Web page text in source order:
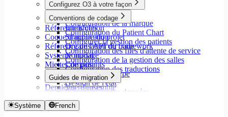
Configurez O3 à votre façon
Aperçu
Configuration de la marque
Configuration du Patient Chart
Configurer la gestion des patients
Configuration des files d'attente de service
Configuration de la gestion des salles
Configuration des traductions
Conventions de codage
Introduction
Structure du projet
Organisation du code
Nommage
Composants
Annotations de type
Gestion de l'état
Récupération des données
États de chargement
Mutations et effets secondaires
Référentiels clés
Coque d'application
Référence de l'API du framework
Système modal
Miettes de pain
Guides de migration
Vue d'ensemble
Migrer vers Rspack et Vitest
Dernières releases
Système French